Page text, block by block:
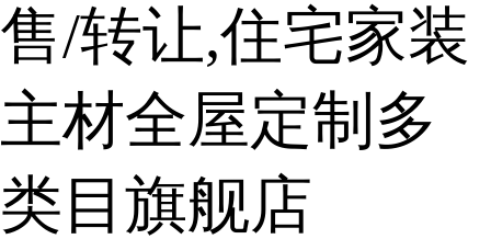
售/转让,住宅家装
主材全屋定制多
类目旗舰店